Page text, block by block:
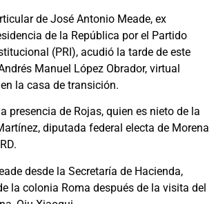
de José Antonio Meade, ex
de la República por el Partido
(PRI), acudió la tarde de este
Manuel López Obrador, virtual
la casa de transición.
presencia de Rojas, quien es nieto de la
diputada federal electa de Morena
desde la Secretaría de Hacienda,
la colonia Roma después de la visita del